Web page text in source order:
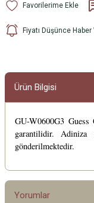
Fiyatı Düşünce Haber
Ürün Bilgisi
GU-W0600G3
garantilidir.
gönderilmektedir.
Yorumlar